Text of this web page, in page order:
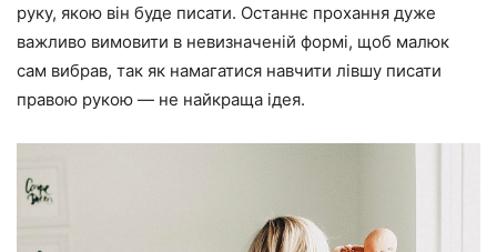
руку, якою він буде писати. Останнє прохання дуже
важливо вимовити в невизначеній формі, щоб малюк
сам вибрав, так як намагатися навчити лівшу писати
правою рукою — не найкраща ідея.